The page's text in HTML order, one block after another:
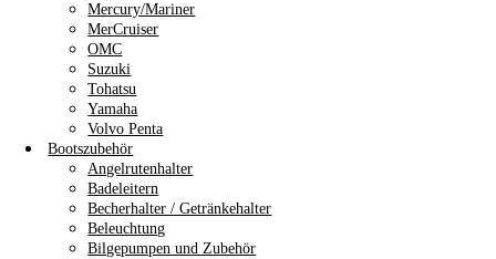
Mercury/Mariner
MerCruiser
OMC
Suzuki
Tohatsu
Yamaha
Volvo Penta
Bootszubehör
Angelrutenhalter
Badeleitern
Becherhalter / Getränkehalter
Beleuchtung
Bilgepumpen und Zubehör